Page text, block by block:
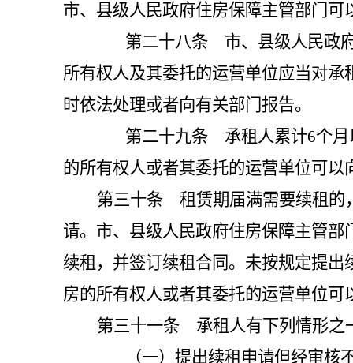
市、县级人民政府住房保障主管部门
第二十八条 市、县级人民政府
所有权人及其委托的运营单位应当对
时依法处理或者向有关部门报告
第二十九条 承租人累计6个月以
的所有权人或者其委托的运营单位可
第三十条 租赁期届满需要续租的
请。市、县级人民政府住房保障主管
续租，并签订续租合同。未按规定提
房的所有权人或者其委托的运营单位
第三十一条 承租人有下列情形之
（一）提出续租申请但经审核